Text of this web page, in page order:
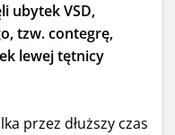
ubytek VSD,
tzw. contegrę,
lewej tętnicy
przez dłuższy czas